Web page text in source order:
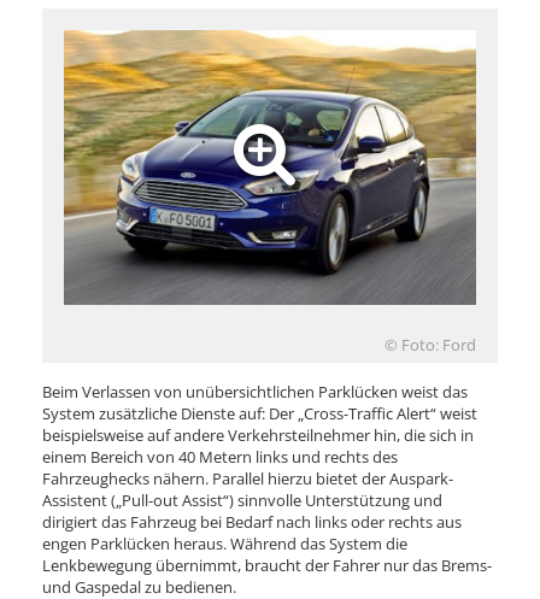
© Foto: Ford
Beim Verlassen von unübersichtlichen Parklücken weist das
System zusätzliche Dienste auf: Der „Cross-Traffic Alert“ weist
beispielsweise auf andere Verkehrsteilnehmer hin, die sich in
einem Bereich von 40 Metern links und rechts des
Fahrzeughecks nähern. Parallel hierzu bietet der Auspark-
Assistent („Pull-out Assist“) sinnvolle Unterstützung und
dirigiert das Fahrzeug bei Bedarf nach links oder rechts aus
engen Parklücken heraus. Während das System die
Lenkbewegung übernimmt, braucht der Fahrer nur das Brems-
und Gaspedal zu bedienen.